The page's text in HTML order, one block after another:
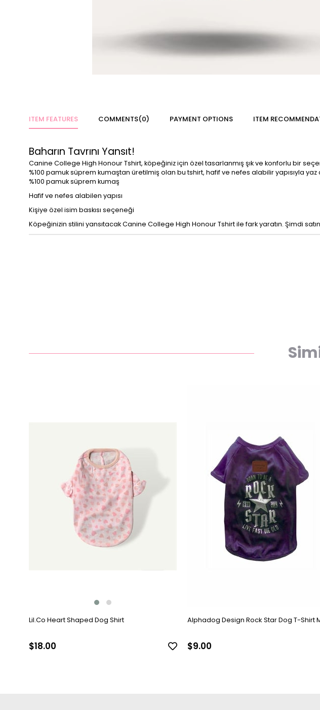
ITEM FEATURES COMMENTS(0) PAYMENT OPTIONS ITEM
Baharın Tavrını Yansıt!
Canine College High Honour Tshirt, köpeğiniz için özel tasarlanmış şık ve konforlu bir
%100 pamuk süprem kumaştan üretilmiş olan bu tshirt, hafif ve nefes alabilir yapısıyla
%100 pamuk süprem kumaş
Hafif ve nefes alabilen yapısı
Kişiye özel isim baskısı seçeneği
Köpeğinizin stilini yansıtacak Canine College High Honour Tshirt ile fark yaratın. Şimdi satın
Lil.Co Heart Shaped Dog Shirt
$18.00
Alphadog Design Rock Star Dog T-Shirt
$9.00